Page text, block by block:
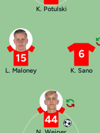
K. Potulski
6
K. Sano
15
L. Maloney
44